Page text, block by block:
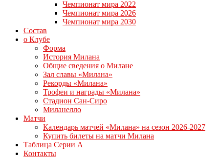
Чемпионат мира 2022
Чемпионат мира 2026
Чемпионат мира 2030
Состав
о Клубе
Форма
История Милана
Общие сведения о Милане
Зал славы «Милана»
Рекорды «Милана»
Трофеи и награды «Милана»
Стадион Сан-Сиро
Миланелло
Матчи
Календарь матчей «Милана» на сезон 2026-2027
Купить билеты на матчи Милана
Таблица Серии А
Контакты